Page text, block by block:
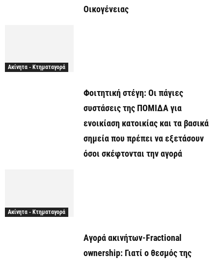
Οικογένειας
Ακίνητα - Κτηματαγορά
Φοιτητική στέγη: Οι πάγιες
συστάσεις της ΠΟΜΙΔΑ για
ενοικίαση κατοικίας και τα βασικά
σημεία που πρέπει να εξετάσουν
όσοι σκέφτονται την αγορά
Ακίνητα - Κτηματαγορά
Αγορά ακινήτων-Fractional
ownership: Γιατί ο θεσμός της